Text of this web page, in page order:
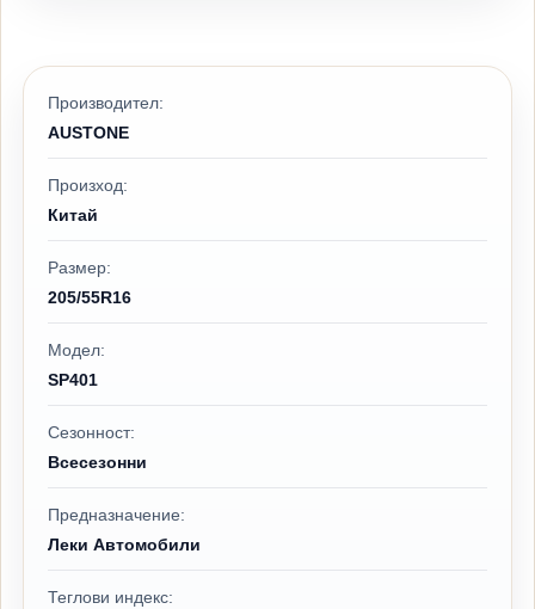
Производител:
AUSTONE
Произход:
Китай
Размер:
205/55R16
Модел:
SP401
Сезонност:
Всесезонни
Предназначение:
Леки Автомобили
Теглови индекс: